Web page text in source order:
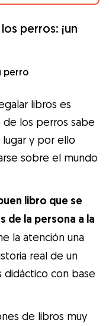
perros: ¡un
libros es
de los perros sabe
y por ello
sobre el mundo
libro que se
de la persona a la
la atención una
real de un
didáctico con base
de libros muy